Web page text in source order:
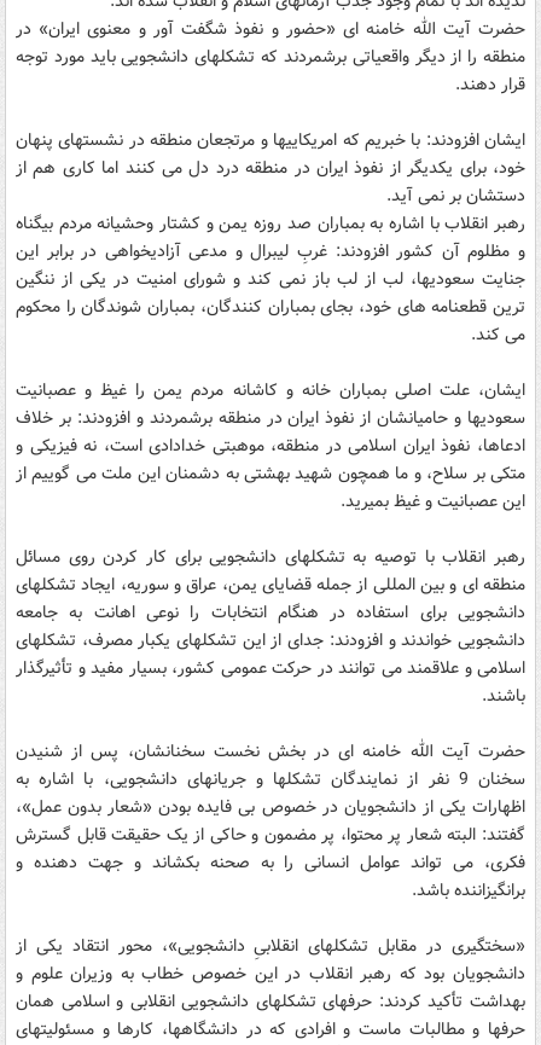
حضرت آیت الله خامنه ای «حضور و نفوذ شگفت آور و معنوی ایران» در
منطقه را از دیگر واقعیاتی برشمردند که تشکلهای دانشجویی باید مورد توجه
قرار دهند.
ایشان افزودند: با خبریم که امریکاییها و مرتجعان منطقه در نشستهای پنهان
خود، برای یکدیگر از نفوذ ایران در منطقه درد دل می کنند اما کاری هم از
دستشان بر نمی آید.
رهبر انقلاب با اشاره به بمباران صد روزه یمن و کشتار وحشیانه مردم بیگناه
و مظلوم آن کشور افزودند: غربِ لیبرال و مدعی آزادیخواهی در برابر این
جنایت سعودیها، لب از لب باز نمی کند و شورای امنیت در یکی از ننگین
ترین قطعنامه های خود، بجای بمباران کنندگان، بمباران شوندگان را محکوم
می کند.
ایشان، علت اصلی بمباران خانه و کاشانه مردم یمن را غیظ و عصبانیت
سعودیها و حامیانشان از نفوذ ایران در منطقه برشمردند و افزودند: بر خلاف
ادعاها، نفوذ ایران اسلامی در منطقه، موهبتی خدادادی است، نه فیزیکی و
متکی بر سلاح، و ما همچون شهید بهشتی به دشمنان این ملت می گوییم از
این عصبانیت و غیظ بمیرید.
رهبر انقلاب با توصیه به تشکلهای دانشجویی برای کار کردن روی مسائل
منطقه ای و بین المللی از جمله قضایای یمن، عراق و سوریه، ایجاد تشکلهای
دانشجویی برای استفاده در هنگام انتخابات را نوعی اهانت به جامعه
دانشجویی خواندند و افزودند: جدای از این تشکلهای یکبار مصرف، تشکلهای
اسلامی و علاقمند می توانند در حرکت عمومی کشور، بسیار مفید و تأثیرگذار
باشند.
حضرت آیت الله خامنه ای در بخش نخست سخنانشان، پس از شنیدن
سخنان 9 نفر از نمایندگان تشکلها و جریانهای دانشجویی، با اشاره به
اظهارات یکی از دانشجویان در خصوص بی فایده بودن «شعار بدون عمل»،
گفتند: البته شعار پر محتوا، پر مضمون و حاکی از یک حقیقت قابل گسترش
فکری، می تواند عوامل انسانی را به صحنه بکشاند و جهت دهنده و
برانگیزاننده باشد.
«سختگیری در مقابل تشکلهای انقلابیِ دانشجویی»، محور انتقاد یکی از
دانشجویان بود که رهبر انقلاب در این خصوص خطاب به وزیران علوم و
بهداشت تأکید کردند: حرفهای تشکلهای دانشجویی انقلابی و اسلامی همان
حرفها و مطالبات ماست و افرادی که در دانشگاهها، کارها و مسئولیتهای